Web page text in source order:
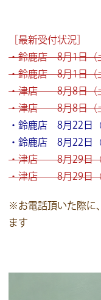
［最新受付状況］
・鈴鹿店 8月1日（
・鈴鹿店 8月1日
・津店 8月8日（
・津店 8月8日（
・鈴鹿店 8月22日
・鈴鹿店 8月22日
・津店 8月29日（
・津店 8月29日（
※お電話頂いた際に
ます